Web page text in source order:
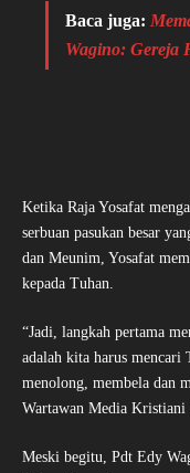
Baca juga:
Wagino: Gereja
Ketika Raja Yosafat
serbuan pasukan besar
dan Meunim, Yosafat
kepada Tuhan.
“Jadi, langkah pertama
adalah kita harus mencari
menolong, membela dan
Wartawan Media
Meski begitu, Pdt Edy